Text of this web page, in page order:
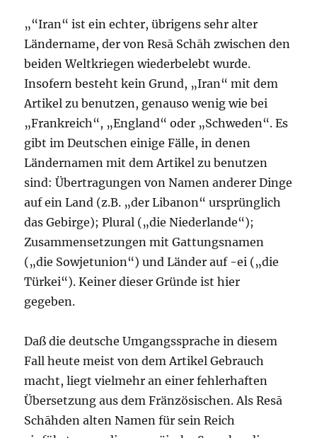
„“Iran“ ist ein echter, übrigens sehr alter
Ländername, der von Resā Schāh zwischen den
beiden Weltkriegen wiederbelebt wurde.
Insofern besteht kein Grund, „Iran“ mit dem
Artikel zu benutzen, genauso wenig wie bei
„Frankreich“, „England“ oder „Schweden“. Es
gibt im Deutschen einige Fälle, in denen
Ländernamen mit dem Artikel zu benutzen
sind: Übertragungen von Namen anderer Dinge
auf ein Land (z.B. „der Libanon“ ursprünglich
das Gebirge); Plural („die Niederlande“);
Zusammensetzungen mit Gattungsnamen
(„die Sowjetunion“) und Länder auf -ei („die
Türkei“). Keiner dieser Gründe ist hier
gegeben.
Daß die deutsche Umgangssprache in diesem
Fall heute meist von dem Artikel Gebrauch
macht, liegt vielmehr an einer fehlerhaften
Übersetzung aus dem Fränzösischen. Als Resā
Schāhden alten Namen für sein Reich